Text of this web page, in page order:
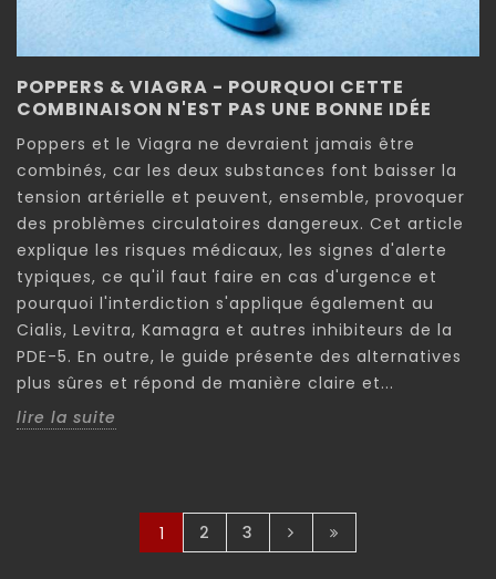
POPPERS & VIAGRA - POURQUOI CETTE
COMBINAISON N'EST PAS UNE BONNE IDÉE
Poppers et le Viagra ne devraient jamais être
combinés, car les deux substances font baisser la
tension artérielle et peuvent, ensemble, provoquer
des problèmes circulatoires dangereux. Cet article
explique les risques médicaux, les signes d'alerte
typiques, ce qu'il faut faire en cas d'urgence et
pourquoi l'interdiction s'applique également au
Cialis, Levitra, Kamagra et autres inhibiteurs de la
PDE-5. En outre, le guide présente des alternatives
plus sûres et répond de manière claire et...
lire la suite
1 2 3